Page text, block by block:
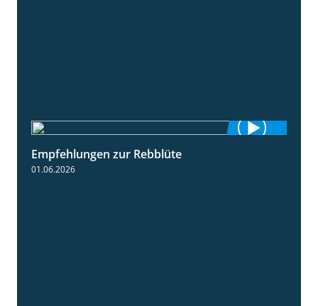
Empfehlungen zur Rebblüte
01.06.2026